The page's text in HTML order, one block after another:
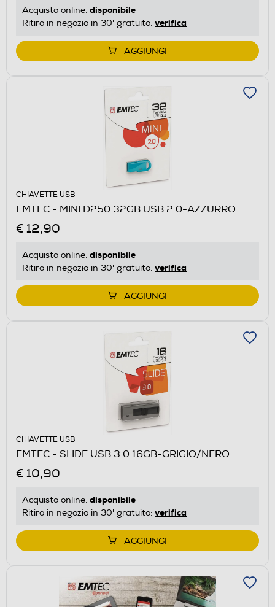
Acquisto online: disponibile
Ritiro in negozio in 30' gratuito: verifica
AGGIUNGI
CHIAVETTE USB
EMTEC - MINI D250 32GB USB 2.0-AZZURRO
€ 12,90
Acquisto online: disponibile
Ritiro in negozio in 30' gratuito: verifica
AGGIUNGI
CHIAVETTE USB
EMTEC - SLIDE USB 3.0 16GB-GRIGIO/NERO
€ 10,90
Acquisto online: disponibile
Ritiro in negozio in 30' gratuito: verifica
AGGIUNGI